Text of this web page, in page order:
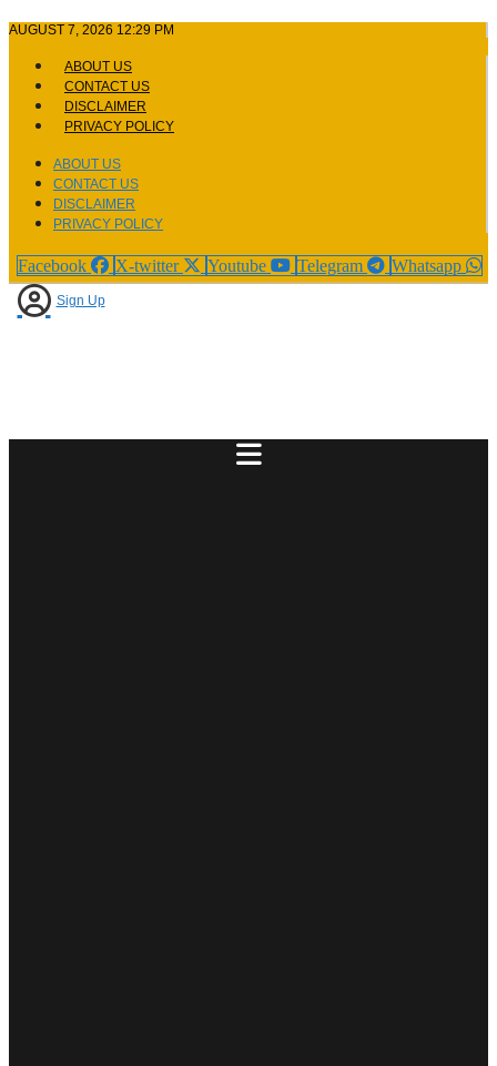
to
AUGUST 7, 2026 12:29 PM
ABOUT US
CONTACT US
DISCLAIMER
PRIVACY POLICY
ABOUT US
CONTACT US
DISCLAIMER
PRIVACY POLICY
Facebook X-twitter Youtube Telegram Whatsapp
Sign Up